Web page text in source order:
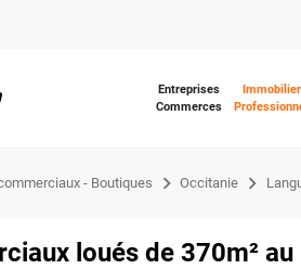
Entreprises
Commerces
Immobilier
- Boutiques Occitanie
loués de 370m² au